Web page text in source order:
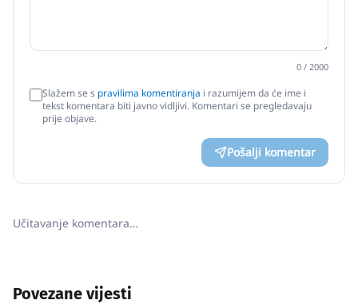
0 / 2000
Slažem se s pravilima komentiranja i razumijem da će ime i
tekst komentara biti javno vidljivi. Komentari se pregledavaju
prije objave.
Pošalji komentar
Učitavanje komentara…
Povezane vijesti